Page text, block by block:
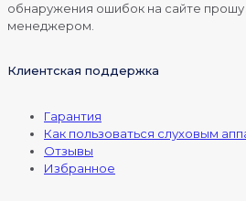
обнаружения ошибок на сайте прошу
менеджером.
Клиентская поддержка
Гарантия
Как пользоваться слуховым
Отзывы
Избранное